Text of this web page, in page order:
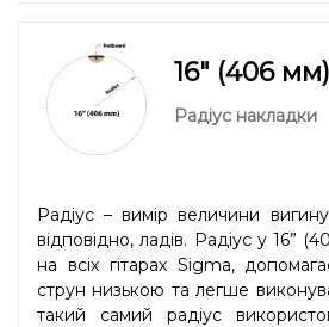
16" (406 мм)
Радіус накладки
Радіус – вимір величини
відповідно, ладів. Радіус у 16”
на всіх гітарах Sigma,
струн низькою та легше
такий самий радіус